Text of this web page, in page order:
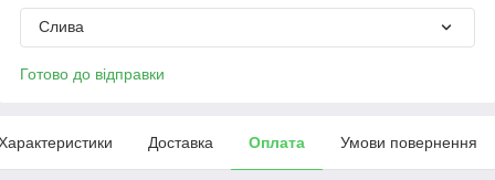
Слива
Готово до відправки
Доставка Оплата Умови повернення